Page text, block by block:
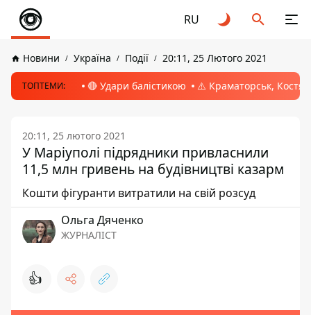
RU
Новини Україна Події 20:11, 25 Лютого 2021
ТОПТЕМИ: 🔴 Удари балістикою ⚠️ Краматорськ,
20:11, 25 лютого 2021
У Маріуполі підрядники привласнили
11,5 млн гривень на будівництві казарм
Кошти фігуранти витратили на свій розсуд
Ольга Дяченко
ЖУРНАЛІСТ
👍